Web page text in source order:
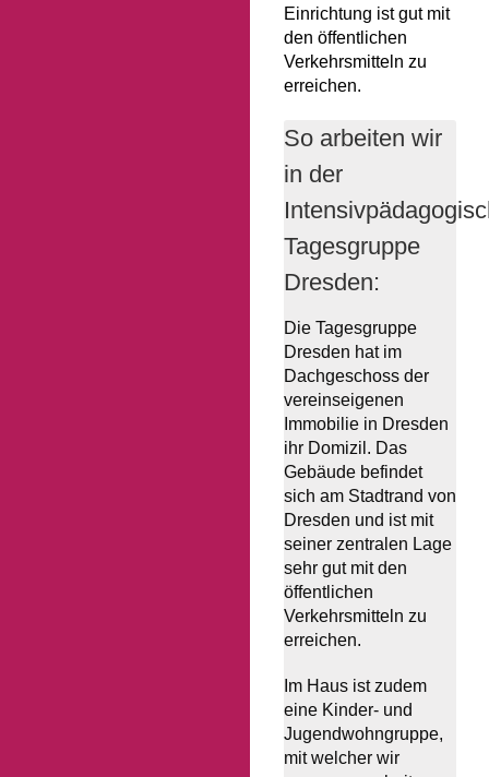
Einrichtung ist gut mit
den öffentlichen
Verkehrsmitteln zu
erreichen.
So arbeiten wir
in der
Tagesgruppe
Dresden:
Die Tagesgruppe
Dresden hat im
Dachgeschoss der
vereinseigenen
Immobilie in Dresden
ihr Domizil. Das
Gebäude befindet
sich am Stadtrand von
Dresden und ist mit
seiner zentralen Lage
sehr gut mit den
öffentlichen
Verkehrsmitteln zu
erreichen.
Im Haus ist zudem
eine Kinder- und
Jugendwohngruppe,
mit welcher wir